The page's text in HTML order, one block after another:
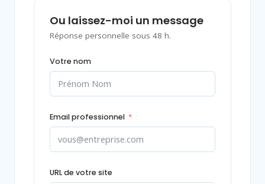
Ou laissez-moi un message
Réponse personnelle sous 48 h.
Votre nom
Email professionnel
URL de votre site